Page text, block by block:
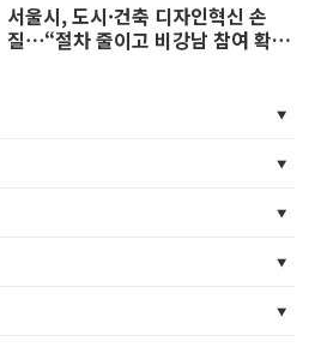
서울시, 도시·건축 디자인혁신 손
질⋯“절차 줄이고 비강남 참여 확